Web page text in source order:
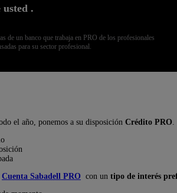
usted .
de un banco que trabaja en PRO de los profesionales
para su sector profesional.
el año, ponemos a su disposición Crédito PRO.
Cuenta Sabadell PRO con un tipo de interés